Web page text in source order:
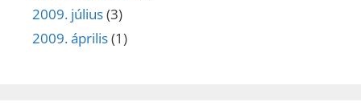
2009. július(3)
2009. április(1)